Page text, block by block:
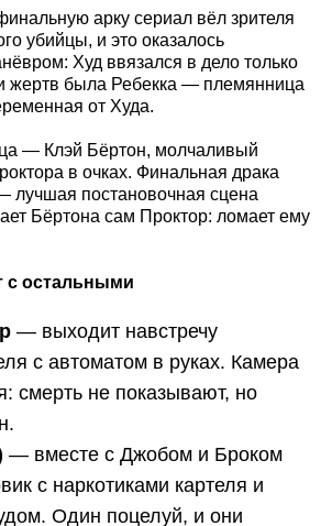
арку сериал вёл зрителя
убийцы, и это оказалось
Худ ввязался в дело только
жертв была Ребекка — племянница
от Худа.
— Клэй Бёртон, молчаливый
в очках. Финальная драка
лучшая постановочная сцена
Бёртона сам Проктор: ломает ему
с остальными
— выходит навстречу
с автоматом в руках. Камера
смерть не показывают, но
— вместе с Джобом и Броком
с наркотиками картеля и
Один поцелуй, и они